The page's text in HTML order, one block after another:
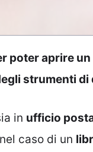
poter aprire
strumenti
in ufficio
caso di un